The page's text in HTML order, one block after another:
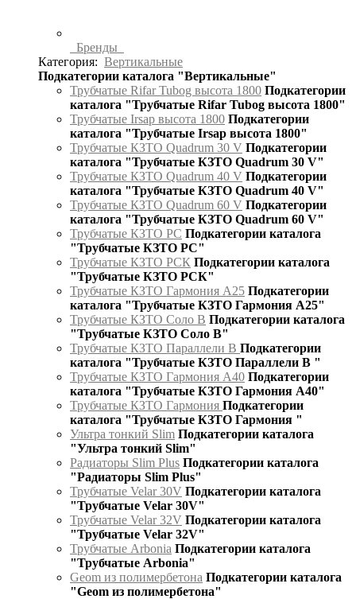
Бренды
Категория: Вертикальные
Подкатегории каталога "Вертикальные"
Трубчатые Rifar Tubog высота 1800 Подкатегории
каталога "Трубчатые Rifar Tubog высота 1800"
Трубчатые Irsap высота 1800 Подкатегории
каталога "Трубчатые Irsap высота 1800"
Трубчатые КЗТО Quadrum 30 V Подкатегории
каталога "Трубчатые КЗТО Quadrum 30 V"
Трубчатые КЗТО Quadrum 40 V Подкатегории
каталога "Трубчатые КЗТО Quadrum 40 V"
Трубчатые КЗТО Quadrum 60 V Подкатегории
каталога "Трубчатые КЗТО Quadrum 60 V"
Трубчатые КЗТО РС Подкатегории каталога
"Трубчатые КЗТО РС"
Трубчатые КЗТО РСК Подкатегории каталога
"Трубчатые КЗТО РСК"
Трубчатые КЗТО Гармония А25 Подкатегории
каталога "Трубчатые КЗТО Гармония А25"
Трубчатые КЗТО Соло В Подкатегории каталога
"Трубчатые КЗТО Соло В"
Трубчатые КЗТО Параллели В Подкатегории
каталога "Трубчатые КЗТО Параллели В "
Трубчатые КЗТО Гармония А40 Подкатегории
каталога "Трубчатые КЗТО Гармония А40"
Трубчатые КЗТО Гармония Подкатегории
каталога "Трубчатые КЗТО Гармония "
Ультра тонкий Slim Подкатегории каталога
"Ультра тонкий Slim"
Радиаторы Slim Plus Подкатегории каталога
"Радиаторы Slim Plus"
Трубчатые Velar 30V Подкатегории каталога
"Трубчатые Velar 30V"
Трубчатые Velar 32V Подкатегории каталога
"Трубчатые Velar 32V"
Трубчатые Arbonia Подкатегории каталога
"Трубчатые Arbonia"
Geom из полимербетона Подкатегории каталога
"Geom из полимербетона"